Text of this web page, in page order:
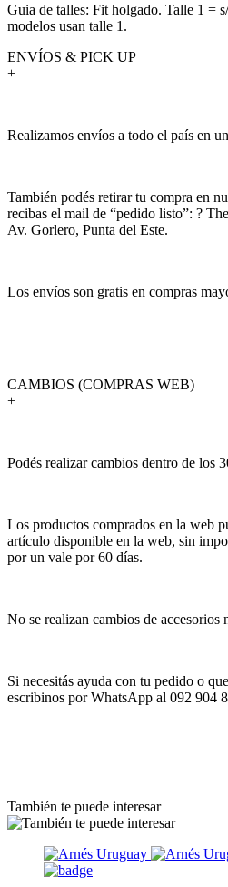
Guia de talles: Fit holgado. Talle 1 =
modelos usan talle 1.
ENVÍOS & PICK UP
+
Realizamos envíos a todo el país en
También podés retirar tu compra en
recibas el mail de “pedido listo”: ?
Av. Gorlero, Punta del Este.
Los envíos son gratis en compras
CAMBIOS (COMPRAS WEB)
+
Podés realizar cambios dentro de los
Los productos comprados en la web
artículo disponible en la web, sin
por un vale por 60 días.
No se realizan cambios de accesorios
Si necesitás ayuda con tu pedido o
escribinos por WhatsApp al 092 904
También te puede interesar